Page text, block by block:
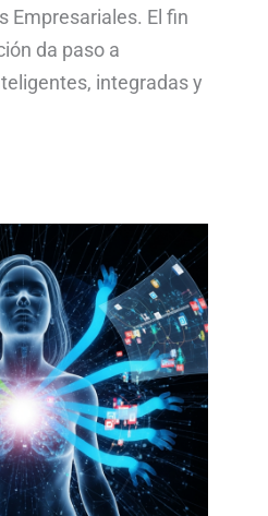
Empresariales. El fin
da paso a
integradas y